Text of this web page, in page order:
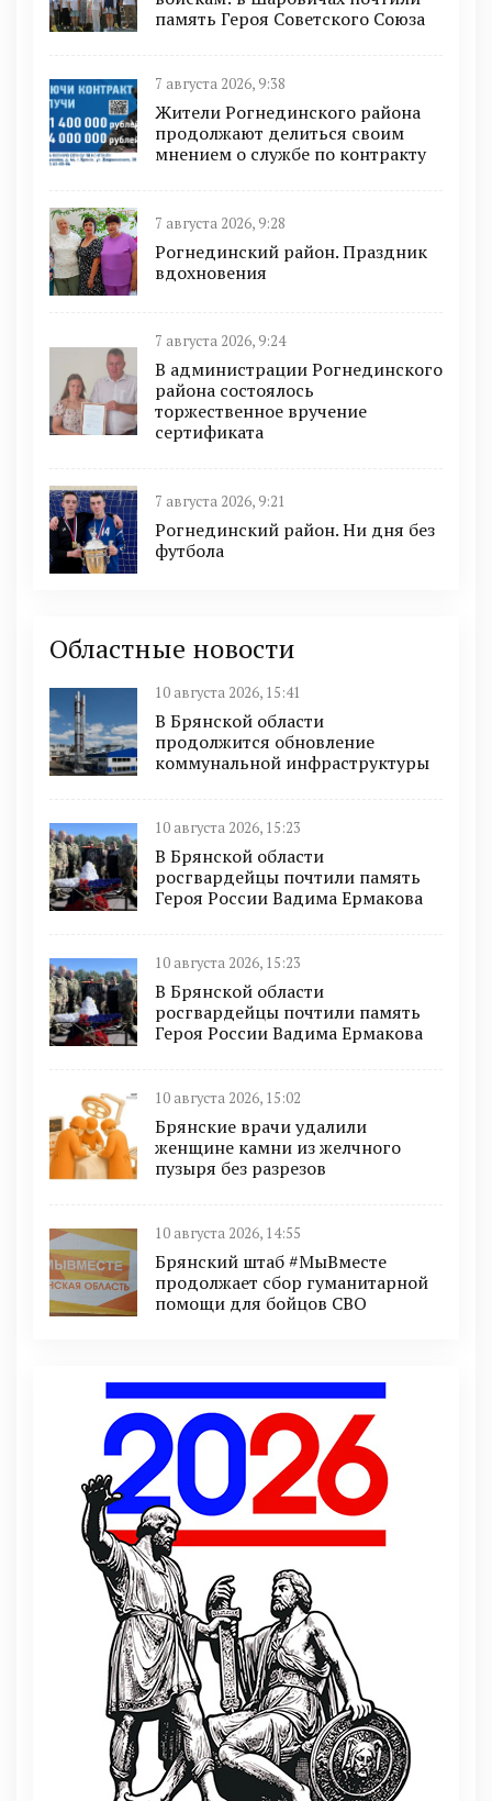
память Героя Советского Союза
7 августа 2026, 9:38
Жители Рогнединского района
продолжают делиться своим
мнением о службе по контракту
7 августа 2026, 9:28
Рогнединский район. Праздник
вдохновения
7 августа 2026, 9:24
В администрации Рогнединского
района состоялось
торжественное вручение
сертификата
7 августа 2026, 9:21
Рогнединский район. Ни дня без
футбола
Областные новости
10 августа 2026, 15:41
В Брянской области
продолжится обновление
коммунальной инфраструктуры
10 августа 2026, 15:23
В Брянской области
росгвардейцы почтили память
Героя России Вадима Ермакова
10 августа 2026, 15:23
В Брянской области
росгвардейцы почтили память
Героя России Вадима Ермакова
10 августа 2026, 15:02
Брянские врачи удалили
женщине камни из желчного
пузыря без разрезов
10 августа 2026, 14:55
Брянский штаб #МыВместе
продолжает сбор гуманитарной
помощи для бойцов СВО